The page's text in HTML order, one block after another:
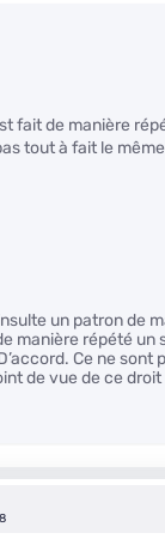
fait de manière
tout à fait le
un patron de
manière répété un
Ce ne sont
de vue de ce droit